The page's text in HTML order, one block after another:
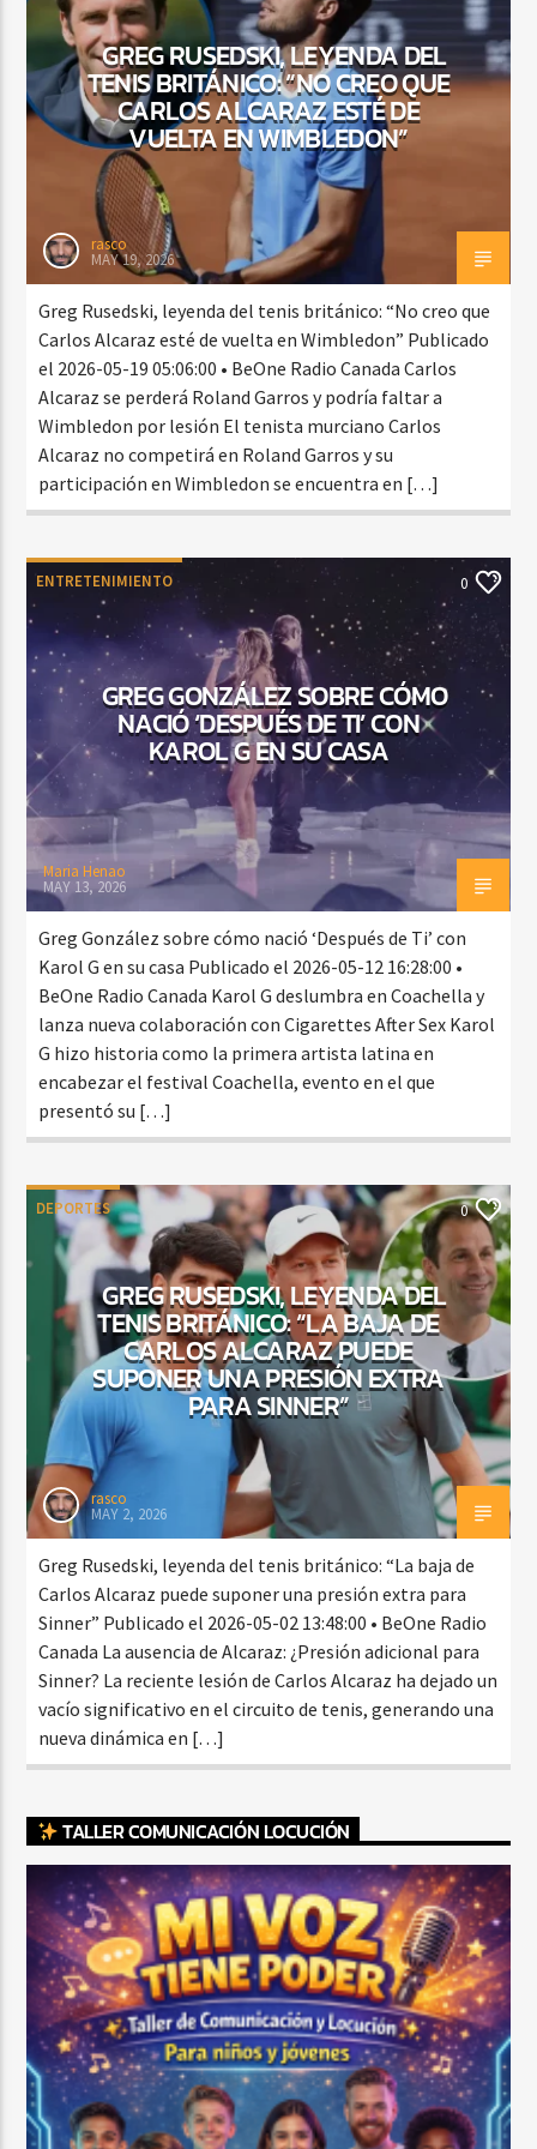
CURRENT SHOW
BALADAS Y VALLENATO
3:00 PM 5:00 PM
GREG RUSEDSKI, LEYENDA DEL
TENIS BRITÁNICO: “NO CREO QUE
CARLOS ALCARAZ ESTÉ DE
VUELTA EN WIMBLEDON”
rasco
MAY 19, 2026
Greg Rusedski, leyenda del tenis británico: “No creo que
Carlos Alcaraz esté de vuelta en Wimbledon” Publicado
el 2026-05-19 05:06:00 • BeOne Radio Canada Carlos
Alcaraz se perderá Roland Garros y podría faltar a
Wimbledon por lesión El tenista murciano Carlos
Alcaraz no competirá en Roland Garros y su
participación en Wimbledon se encuentra en […]
ENTRETENIMIENTO 0
GREG GONZÁLEZ SOBRE CÓMO
NACIÓ ‘DESPUÉS DE TI’ CON
KAROL G EN SU CASA
Maria Henao
MAY 13, 2026
Greg González sobre cómo nació ‘Después de Ti’ con
Karol G en su casa Publicado el 2026-05-12 16:28:00 •
BeOne Radio Canada Karol G deslumbra en Coachella y
lanza nueva colaboración con Cigarettes After Sex Karol
G hizo historia como la primera artista latina en
encabezar el festival Coachella, evento en el que
presentó su […]
DEPORTES 0
GREG RUSEDSKI, LEYENDA DEL
TENIS BRITÁNICO: “LA BAJA DE
CARLOS ALCARAZ PUEDE
SUPONER UNA PRESIÓN EXTRA
PARA SINNER”
rasco
MAY 2, 2026
Greg Rusedski, leyenda del tenis británico: “La baja de
Carlos Alcaraz puede suponer una presión extra para
Sinner” Publicado el 2026-05-02 13:48:00 • BeOne Radio
Canada La ausencia de Alcaraz: ¿Presión adicional para
Sinner? La reciente lesión de Carlos Alcaraz ha dejado un
vacío significativo en el circuito de tenis, generando una
nueva dinámica en […]
TALLER COMUNICACIÓN LOCUCIÓN